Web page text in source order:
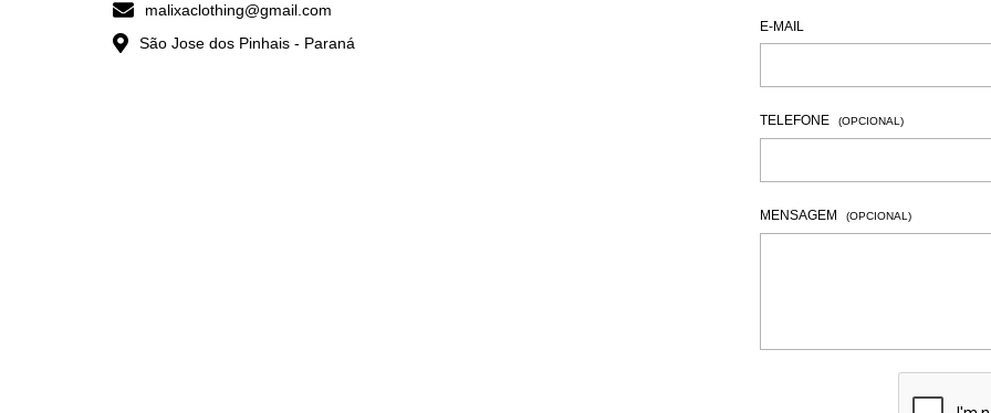
malixaclothing@gmail.com
São Jose dos Pinhais - Paraná
E-MAIL
TELEFONE (OPCIONAL)
MENSAGEM (OPCIONAL)